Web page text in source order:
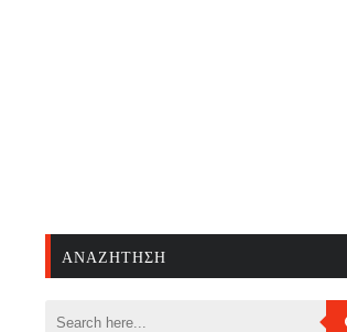
ΑΝΑΖΉΤΗΣΗ